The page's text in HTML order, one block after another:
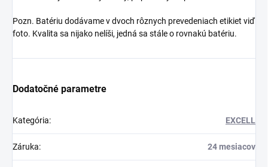
Pozn. Batériu dodávame v dvoch rôznych prevedeniach etikiet viď
foto. Kvalita sa nijako nelíši, jedná sa stále o rovnakú batériu.
Dodatočné parametre
Kategória: EXCELL
Záruka: 24 mesiacov